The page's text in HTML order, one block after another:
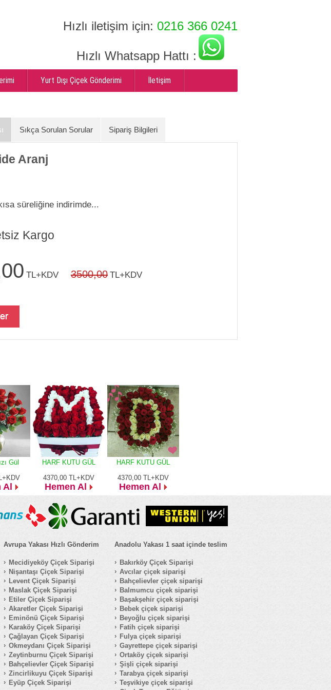
Hızlı iletişim için: 0216 366 0241
Hızlı Whatsapp Hattı :
Yurt Dışı Çiçek Gönderimi İletişim
Sıkça Sorulan Sorular Sipariş Bilgileri
Aranj
süreliğine indirimde...
Kargo
TL+KDV 3500,00 TL+KDV
Gül
Al
HARF KUTU GÜL
4370,00 TL+KDV
Hemen Al
HARF KUTU GÜL
4370,00 TL+KDV
Hemen Al
Avrupa Yakası Hızlı Gönderim
Mecidiyeköy Çiçek Siparişi
Nişantaşı Çiçek Siparişi
Levent Çiçek Siparişi
Maslak Çiçek Siparişi
Etiler Çiçek Siparişi
Akaretler Çiçek Siparişi
Eminönü Çiçek Siparişi
Karaköy Çiçek Siparişi
Çağlayan Çiçek Siparişi
Okmeydanı Çiçek Siparişi
Zeytinburnu Çiçek Siparişi
Bahçelievler Çiçek Siparişi
Zincirlikuyu Çiçek Siparişi
Eyüp Çiçek Siparişi
Anadolu Yakası 1 saat içinde teslim
Bakırköy Çiçek Siparişi
Avcılar çiçek siparişi
Bahçelievler çiçek siparişi
Balmumcu çiçek siparişi
Başakşehir çiçek siparişi
Bebek çiçek siparişi
Beyoğlu çiçek siparişi
Fatih çiçek siparişi
Fulya çiçek siparişi
Gayrettepe çiçek siparişi
Ortaköy çiçek siparişi
Şişli çiçek siparişi
Tarabya çiçek siparişi
Teşvikiye çiçek siparişi